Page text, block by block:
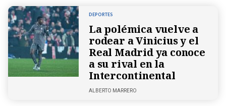
DEPORTES
La polémica vuelve a
rodear a Vinicius y el
Real Madrid ya conoce
a su rival en la
Intercontinental
ALBERTO MARRERO